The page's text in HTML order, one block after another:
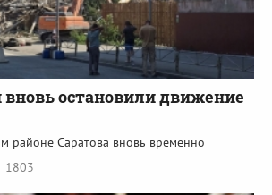
остановили движение
районе Саратова вновь временно
1803